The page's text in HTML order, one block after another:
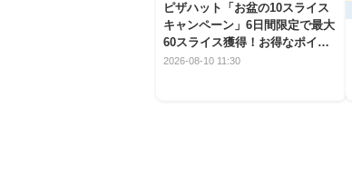
ピザハット「お盆の10スライス
キャンペーン」6日間限定で最大
60スライス獲得！お得なポイン
ト活用術を紹介
2026-08-10 11:30